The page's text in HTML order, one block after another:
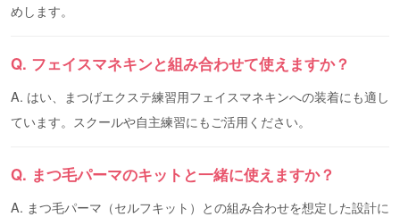
めします。
Q. フェイスマネキンと組み合わせて使えますか？
A. はい、まつげエクステ練習用フェイスマネキンへの装着にも適し
ています。スクールや自主練習にもご活用ください。
Q. まつ毛パーマのキットと一緒に使えますか？
A. まつ毛パーマ（セルフキット）との組み合わせを想定した設計に